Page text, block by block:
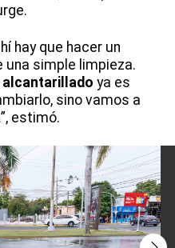
hay que hacer un
una simple limpieza.
alcantarillado ya es
sino vamos a
”, estimó.